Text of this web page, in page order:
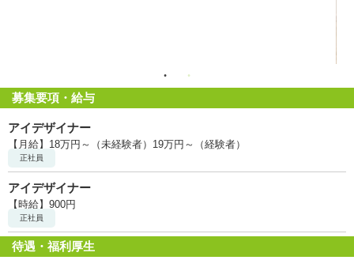
募集要項・給与
アイデザイナー
【月給】18万円～（未経験者）19万円～（経験者）
正社員
アイデザイナー
【時給】900円
正社員
待遇・福利厚生